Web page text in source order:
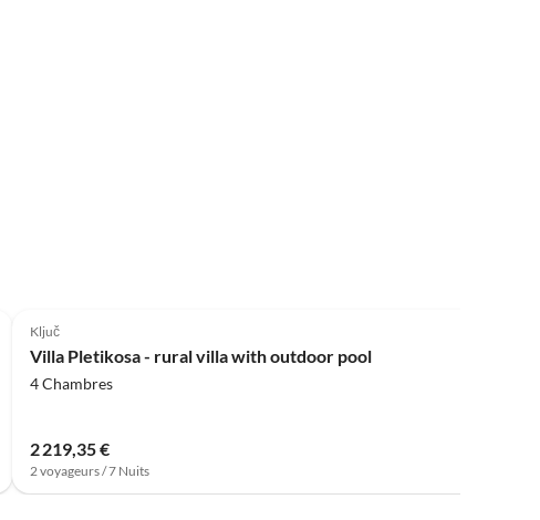
Ključ
Villa Pletikosa - rural villa with outdoor pool
4 Chambres
2 219,35 €
2 voyageurs / 7 Nuits